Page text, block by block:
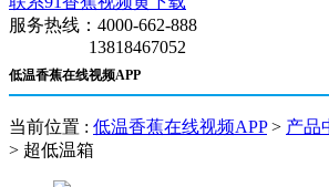
服务热线：4000-662-888
13818467052
低温香蕉在线视频APP
当前位置 : 低温香蕉在线视频APP> 产品
> 超低温箱